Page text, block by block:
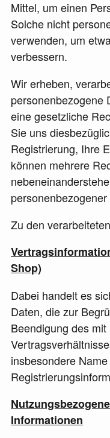
Mittel, um einen
Solche nicht
verwenden, um
verbessern.
Wir erheben,
personenbezogene
eine gesetzliche
Sie uns
Registrierung, Ihre
können mehrere
Zu den
Shop)
Dabei handelt es
Daten, die zur
Beendigung des
insbesondere
Informationen